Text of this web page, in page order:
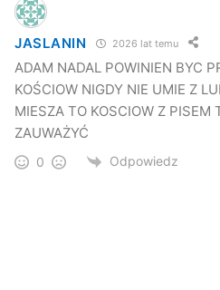
JASLANIN 2026 lat temu
ADAM NADAL POWINIEN BYC
KOŚCIOW NIGDY NIE UMIE Z
MIESZA TO KOSCIOW Z PISEM
ZAUWAŻYĆ
0 Odpowiedz